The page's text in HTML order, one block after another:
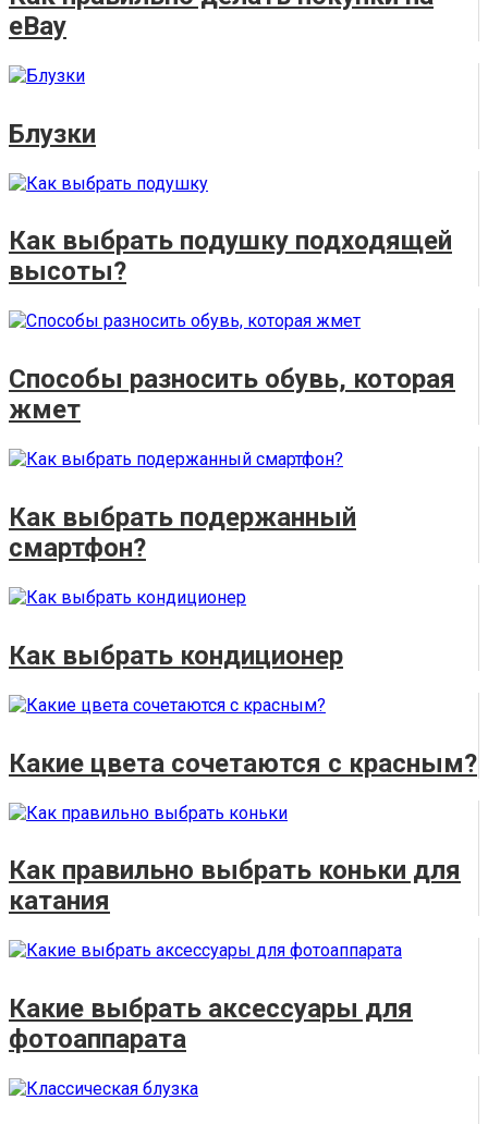
eBay
Блузки
Как выбрать подушку подходящей
высоты?
Способы разносить обувь, которая
жмет
Как выбрать подержанный
смартфон?
Как выбрать кондиционер
Какие цвета сочетаются с красным?
Как правильно выбрать коньки для
катания
Какие выбрать аксессуары для
фотоаппарата